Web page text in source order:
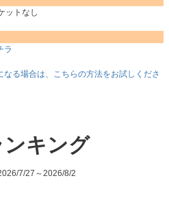
ットなし
ラ
る場合は、こちらの方法をお試しくださ
ンキング
7/27～2026/8/2